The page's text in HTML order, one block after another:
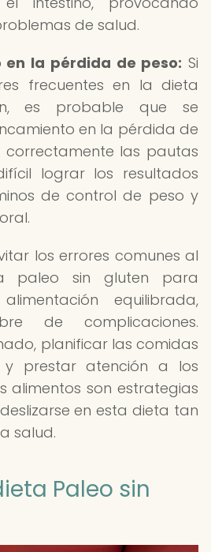
de salud.
en la pérdida de peso: Si
frecuentes en la dieta
es probable que se
en la pérdida de
correctamente las pautas
lograr los resultados
de control de peso y
los errores comunes al
paleo sin gluten para
equilibrada,
de complicaciones.
planificar las comidas
y prestar atención a los
alimentos son estrategias
en esta dieta tan
salud.
Paleo sin